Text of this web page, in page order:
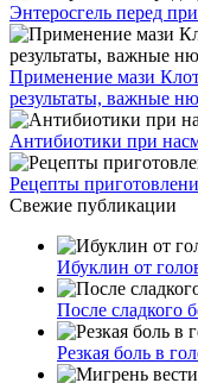
Энтеросгель перед
Применение мази
результаты, важные
Антибиотики при
Рецепты
Свежие публикации
Ибуклин от
После сладкого
Резкая боль в